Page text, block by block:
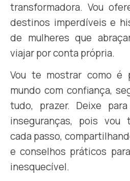
transformadora. Vou
destinos imperdíveis e
de mulheres que
viajar por conta própria.
Vou te mostrar como é
mundo com confiança,
tudo, prazer. Deixe
inseguranças, pois vou
cada passo,
e conselhos práticos
inesquecível.